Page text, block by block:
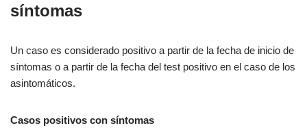
síntomas
Un caso es considerado positivo a partir de la fecha de inicio de
síntomas o a partir de la fecha del test positivo en el caso de los
asintomáticos.
Casos positivos con síntomas